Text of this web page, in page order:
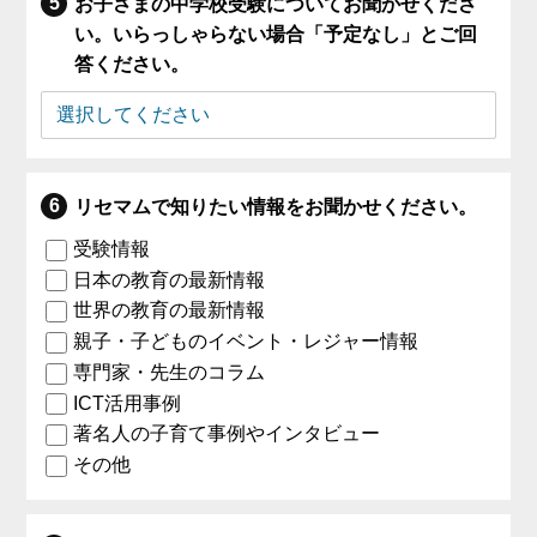
い。いらっしゃらない場合「予定なし」とご回
答ください。
リセマムで知りたい情報をお聞かせください。
受験情報
日本の教育の最新情報
世界の教育の最新情報
親子・子どものイベント・レジャー情報
専門家・先生のコラム
ICT活用事例
著名人の子育て事例やインタビュー
その他